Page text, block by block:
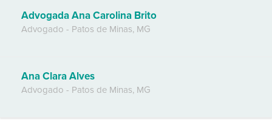
Advogada Ana Carolina Brito
Advogado - Patos de Minas, MG
Ana Clara Alves
Advogado - Patos de Minas, MG